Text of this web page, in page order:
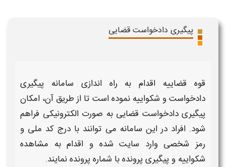
پیگیری دادخواست قضایی
قوه قضاییه اقدام به راه اندازی سامانه پیگیری
دادخواست و شکواییه نموده است تا از طریق آن، امکان
پیگیری دادخواست قضایی به صورتالکترونیکی فراهم
شود. افراد در این سامانه می توانند با درج کد ملی و
رمز شخصیوارد سایت شده و اقدام به مشاهده
شکواییه و پیگیری پرونده با شماره پروندهنمایند.